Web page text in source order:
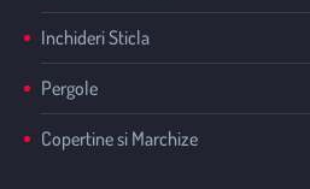
Inchideri Sticla
Pergole
Copertine si Marchize